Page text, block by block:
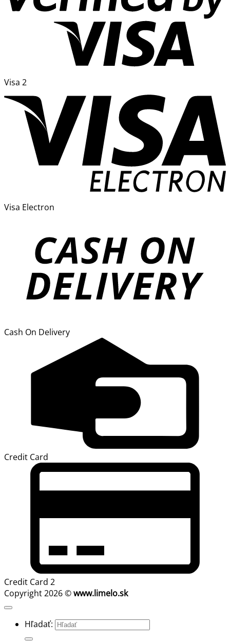
Visa 2
Visa Electron
Cash On Delivery
Credit Card
Credit Card 2
Copyright 2026 ©www.limelo.sk
Hľadať: